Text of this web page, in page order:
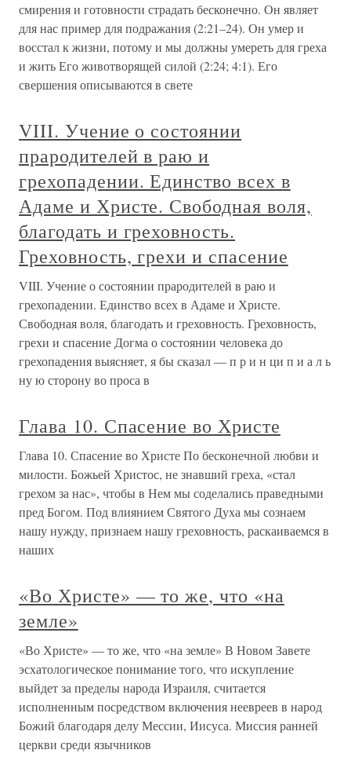
смирения и готовности страдать бесконечно. Он являет
для нас пример для подражания (2:21–24). Он умер и
восстал к жизни, потому и мы должны умереть для греха
и жить Его животворящей силой (2:24; 4:1). Его
свершения описываются в свете
VIII. Учение о состоянии
прародителей в раю и
грехопадении. Единство всех в
Адаме и Христе. Свободная воля,
благодать и греховность.
Греховность, грехи и спасение
VIII. Учение о состоянии прародителей в раю и
грехопадении. Единство всех в Адаме и Христе.
Свободная воля, благодать и греховность. Греховность,
грехи и спасение Догма о состоянии человека до
грехопадения выясняет, я бы сказал — п р и н ци п и а л ь
ну ю сторону во проса в
Глава 10. Спасение во Христе
Глава 10. Спасение во Христе По бесконечной любви и
милости. Божьей Христос, не знавший греха, «стал
грехом за нас», чтобы в Нем мы соделались праведными
пред Богом. Под влиянием Святого Духа мы сознаем
нашу нужду, признаем нашу греховность, раскаиваемся в
наших
«Во Христе» — то же, что «на
земле»
«Во Христе» — то же, что «на земле» В Новом Завете
эсхатологическое понимание того, что искупление
выйдет за пределы народа Израиля, считается
исполненным посредством включения неевреев в народ
Божий благодаря делу Мессии, Иисуса. Миссия ранней
церкви среди язычников